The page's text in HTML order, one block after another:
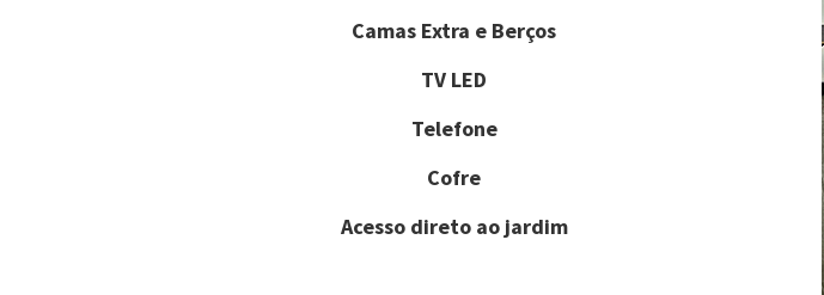
Camas Extra e Berços
TV LED
Telefone
Cofre
Acesso direto ao jardim